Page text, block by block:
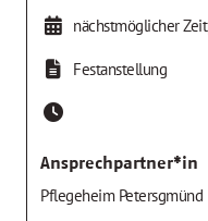
nächstmöglicher
Festanstellung
Ansprechpartner*in
Pflegeheim Petersgmünd